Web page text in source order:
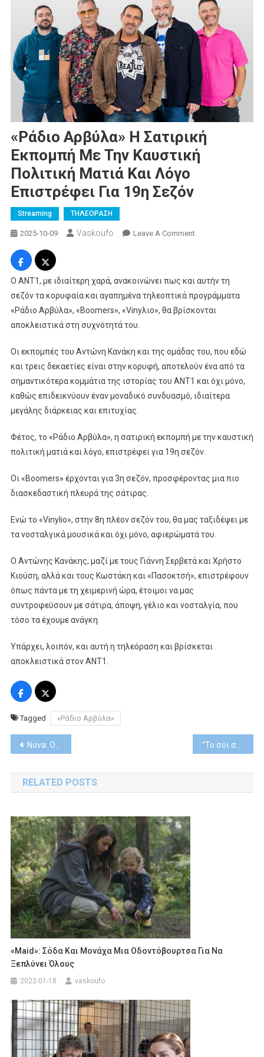
«Ράδιο Αρβύλα» Η Σατιρική
Εκπομπή Με Την Καυστική
Πολιτική Ματιά Και Λόγο
Επιστρέφει Για 19η Σεζόν
Streaming ΤΗΛΕΟΡΑΣΗ
2025-10-09 Vaskoufo Leave A CommentOn
Σατιρική
Εκπομπή
Με
Πολιτική
Ματιά
Και
Λόγο
19η
Σεζόν
Ο ΑΝΤ1, με ιδιαίτερη χαρά, ανακοινώνει πως και αυτήν τη
σεζόν τα κορυφαία και αγαπημένα τηλεοπτικά προγράμματα
«Ράδιο Αρβύλα», «Boomers», «Vinyλιο», θα βρίσκονται
αποκλειστικά στη συχνότητά του.
Οι εκπομπές του Αντώνη Κανάκη και της ομάδας του, που εδώ
και τρεις δεκαετίες είναι στην κορυφή, αποτελούν ένα από τα
σημαντικότερα κομμάτια της ιστορίας του ANT1 και όχι μόνο,
καθώς επιδεικνύουν έναν μοναδικό συνδυασμό, ιδιαίτερα
μεγάλης διάρκειας και επιτυχίας.
Φέτος, το «Ράδιο Αρβύλα», η σατιρική εκπομπή με την καυστική
πολιτική ματιά και λόγο, επιστρέφει για 19η σεζόν.
Οι «Boomers» έρχονται για 3η σεζόν, προσφέροντας μια πιο
διασκεδαστική πλευρά της σάτιρας.
Ενώ το «Vinylio», στην 8η πλέον σεζόν του, θα μας ταξιδέψει με
τα νοσταλγικά μουσικά και όχι μόνο, αφιερώματά του.
Ο Αντώνης Κανάκης, μαζί με τους Γιάννη Σερβετά και Χρήστο
Κιούση, αλλά και τους Κωστάκη και «Πασοκτσή», επιστρέφουν
όπως πάντα με τη χειμερινή ώρα, έτοιμοι να μας
συντροφεύσουν με σάτιρα, άποψη, γέλιο και νοσταλγία, που
τόσο τα έχουμε ανάγκη.
Υπάρχει, λοιπόν, και αυτή η τηλεόραση και βρίσκεται
αποκλειστικά στον ANT1.
Tagged «Ράδιο Αρβύλα»
Post
navigation
Nova: Oscarική Sunday Premiere με το βραβευμένο «Emilia Perez» στο Novacinema1
RELATED POSTS
«Maid»: Σόδα Και Μονάχα Μια Οδοντόβουρτσα Για Να
Ξεπλύνει Όλους
2022-01-18 vaskoufo